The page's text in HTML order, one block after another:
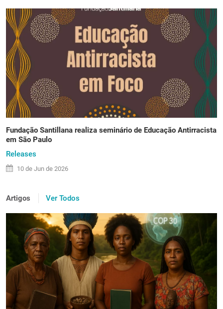
Fundação Santillana realiza seminário de Educação Antirracista
em São Paulo
Releases
10 de Jun de 2026
Artigos Ver Todos